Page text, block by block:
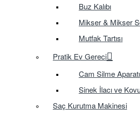
Buz Kalıbı
Mikser & Mikser
Mutfak Tartısı
Pratik Ev Gereci
Cam Silme Aparatı
Sinek İlacı ve
Saç Kurutma Makinesi